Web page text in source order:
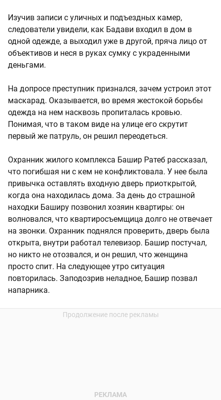
Изучив записи с уличных и подъездных камер,
следователи увидели, как Бадави входил в дом в
одной одежде, а выходил уже в другой, пряча лицо от
объективов и неся в руках сумку с украденными
деньгами.
На допросе преступник признался, зачем устроил этот
маскарад. Оказывается, во время жестокой борьбы
одежда на нем насквозь пропиталась кровью.
Понимая, что в таком виде на улице его скрутит
первый же патруль, он решил переодеться.
Охранник жилого комплекса Башир Ратеб рассказал,
что погибшая ни с кем не конфликтовала. У нее была
привычка оставлять входную дверь приоткрытой,
когда она находилась дома. За день до страшной
находки Баширу позвонил хозяин квартиры: он
волновался, что квартиросъемщица долго не отвечает
на звонки. Охранник поднялся проверить, дверь была
открыта, внутри работал телевизор. Башир постучал,
но никто не отозвался, и он решил, что женщина
просто спит. На следующее утро ситуация
повторилась. Заподозрив неладное, Башир позвал
напарника.